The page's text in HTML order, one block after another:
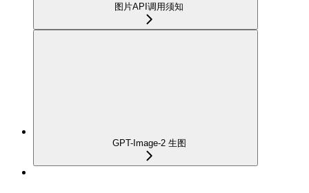
图片API调用须知
GPT-Image-2 生图